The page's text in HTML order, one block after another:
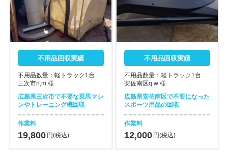
不用品回収実績
不用品数量：軽トラック1台
三次市n,m 様
広島県三次市で不要な乗馬マシ
ンやトレーニング機回収
作業料
19,800 円(税込)
不用品回収実績
不用品数量：軽トラック1台
安佐南区q.w 様
広島県安佐南区で不要になった
スポーツ用品の回収
作業料
12,000 円(税込)